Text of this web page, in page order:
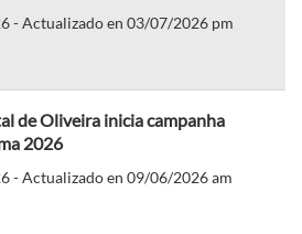
- Actualizado en 03/07/2026 pm
de Oliveira inicia campanha
2026
- Actualizado en 09/06/2026 am